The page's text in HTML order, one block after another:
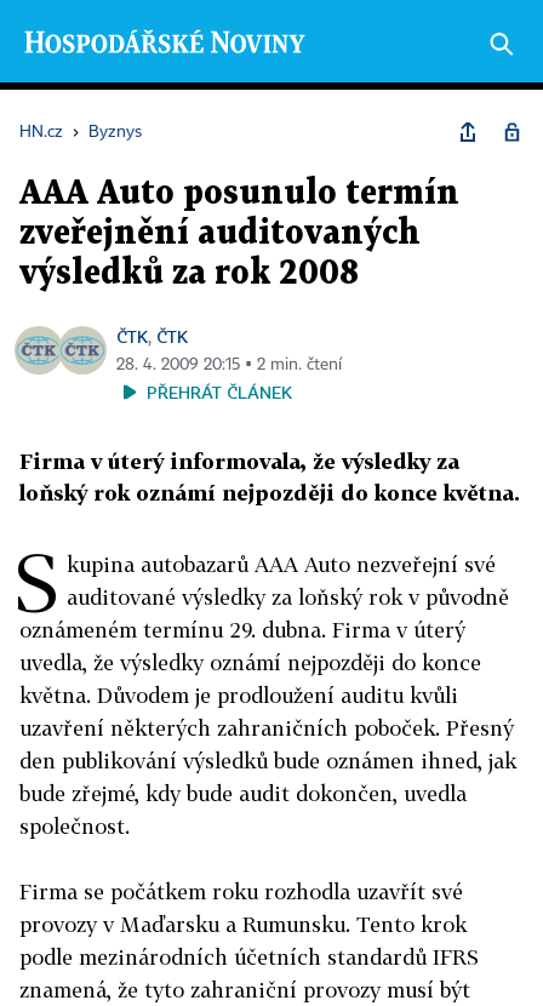
HN.cz › Byznys
AAA Auto posunulo termín
zveřejnění auditovaných
výsledků za rok 2008
ČTK, ČTK
28. 4. 2009 20:15 ▪ 2 min. čtení
PŘEHRÁT ČLÁNEK
Firma v úterý informovala, že výsledky za
loňský rok oznámí nejpozději do konce května.
S kupina autobazarů AAA Auto nezveřejní své
auditované výsledky za loňský rok v původně
oznámeném termínu 29. dubna. Firma v úterý
uvedla, že výsledky oznámí nejpozději do konce
května. Důvodem je prodloužení auditu kvůli
uzavření některých zahraničních poboček. Přesný
den publikování výsledků bude oznámen ihned, jak
bude zřejmé, kdy bude audit dokončen, uvedla
společnost.
Firma se počátkem roku rozhodla uzavřít své
provozy v Maďarsku a Rumunsku. Tento krok
podle mezinárodních účetních standardů IFRS
znamená, že tyto zahraniční provozy musí být